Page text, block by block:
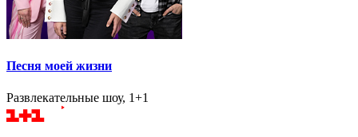
Песня моей жизни
Развлекательные шоу, 1+1